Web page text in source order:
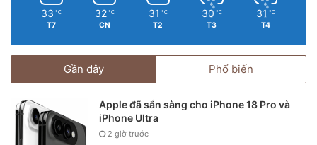
33 ℃
T7
32 ℃
CN
31 ℃
T2
30 ℃
T3
31 ℃
T4
Gần đây Phổ biến
Apple đã sẵn sàng cho iPhone 18 Pro và
iPhone Ultra
2 giờ trước